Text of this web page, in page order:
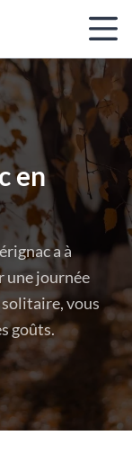
en
a à
une journée
solitaire, vous
goûts.